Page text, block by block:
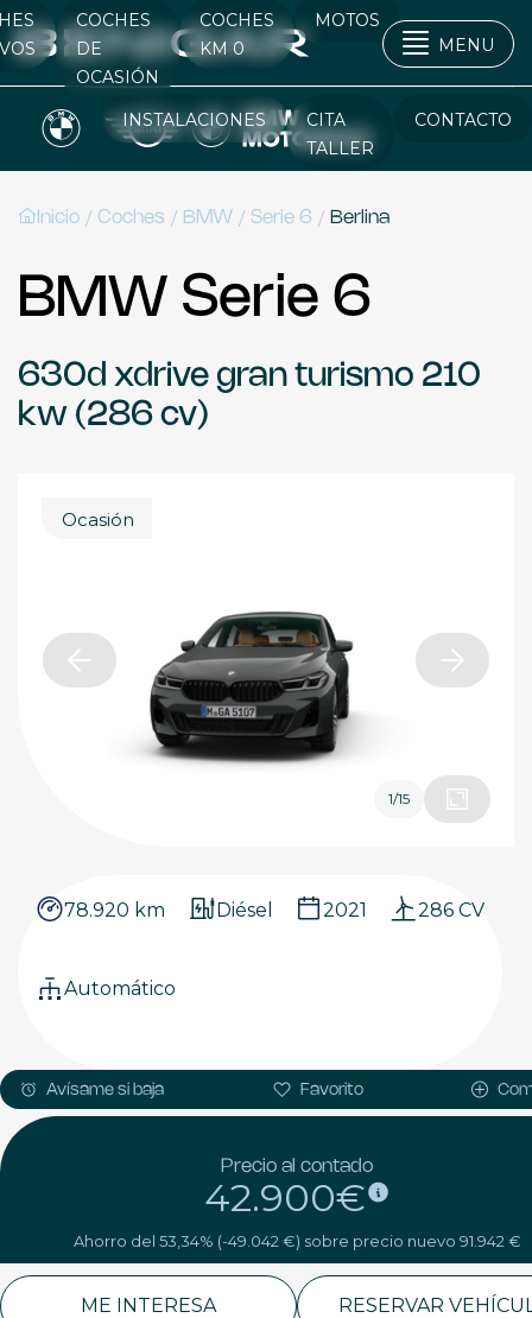
COCHES
DE
OCASIÓN
COCHES
KM 0
MOTOS
MENU
INSTALACIONES
CITA
TALLER
CONTACTO
Inicio / Coches / BMW / Serie 6 / Berlina
BMW Serie 6
630d xdrive gran turismo 210
kw (286 cv)
1/15
Ocasión
78.920 km Diésel 2021 286 CV
Automático
Avísame si baja Favorito
Precio al contado
42.900€
Ahorro del 53,34% (-49.042 €) sobre precio nuevo 91.942 €
ME INTERESA RESERVAR